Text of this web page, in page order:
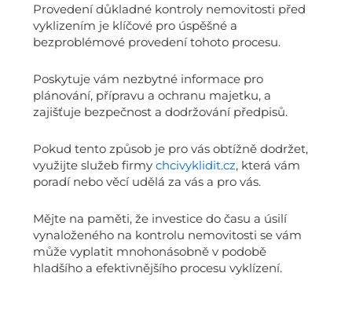
Provedení důkladné kontroly nemovitosti před
vyklizením je klíčové pro úspěšné a
bezproblémové provedení tohoto procesu.
Poskytuje vám nezbytné informace pro
plánování, přípravu a ochranu majetku, a
zajišťuje bezpečnost a dodržování předpisů.
Pokud tento způsob je pro vás obtížně dodržet,
využijte služeb firmychcivyklidit.cz, která vám
poradí nebo věcí udělá za vás a pro vás.
Mějte na paměti, že investice do času a úsilí
vynaloženého na kontrolu nemovitosti se vám
může vyplatit mnohonásobně v podobě
hladšího a efektivnějšího procesu vyklízení.